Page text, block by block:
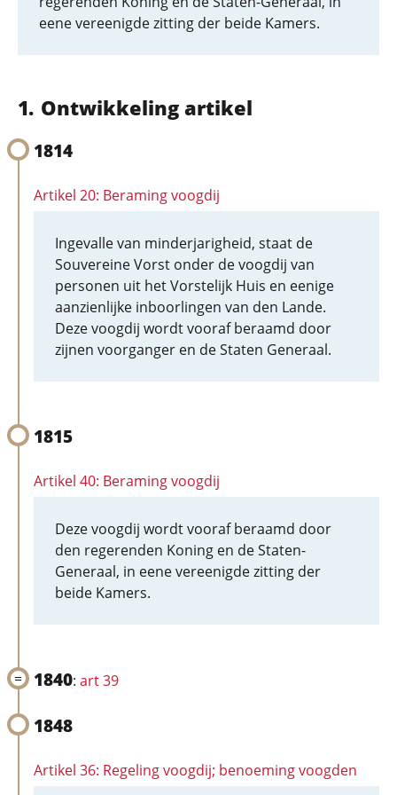
eene vereenigde zitting der beide Kamers.
Ontwikkeling artikel
1814
Artikel 20: Beraming voogdij
Ingevalle van minderjarigheid, staat de
Souvereine Vorst onder de voogdij van
personen uit het Vorstelijk Huis en eenige
aanzienlijke inboorlingen van den Lande.
Deze voogdij wordt vooraf beraamd door
zijnen voorganger en de Staten Generaal.
1815
Artikel 40: Beraming voogdij
Deze voogdij wordt vooraf beraamd door
den regerenden Koning en de Staten-
Generaal, in eene vereenigde zitting der
beide Kamers.
1840: art 39
1848
Artikel 36: Regeling voogdij; benoeming voogden